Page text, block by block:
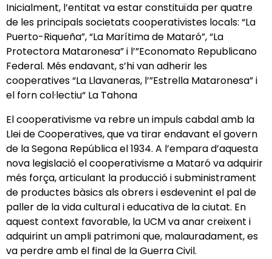
Inicialment, l’entitat va estar constituïda per quatre
de les principals societats cooperativistes locals: “La
Puerto-Riqueña”, “La Marítima de Mataró”, “La
Protectora Mataronesa” i l’”Economato Republicano
Federal. Més endavant, s’hi van adherir les
cooperatives “La Llavaneras, l’”Estrella Mataronesa” i
el forn col·lectiu“ La Tahona
El cooperativisme va rebre un impuls cabdal amb la
Llei de Cooperatives, que va tirar endavant el govern
de la Segona República el 1934. A l’empara d’aquesta
nova legislació el cooperativisme a Mataró va adquirir
més força, articulant la producció i subministrament
de productes bàsics als obrers i esdevenint el pal de
paller de la vida cultural i educativa de la ciutat. En
aquest context favorable, la UCM va anar creixent i
adquirint un ampli patrimoni que, malauradament, es
va perdre amb el final de la Guerra Civil.